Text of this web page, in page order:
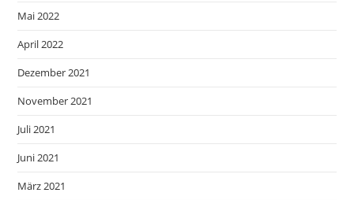
Mai 2022
April 2022
Dezember 2021
November 2021
Juli 2021
Juni 2021
März 2021